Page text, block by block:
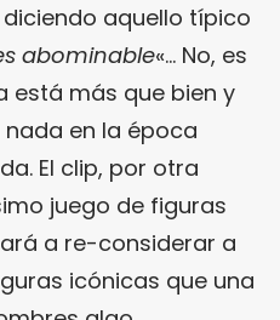
aquello típico
abominable«… No, es
está más que bien y
en la época
El clip, por otra
juego de figuras
a re-considerar a
icónicas que una